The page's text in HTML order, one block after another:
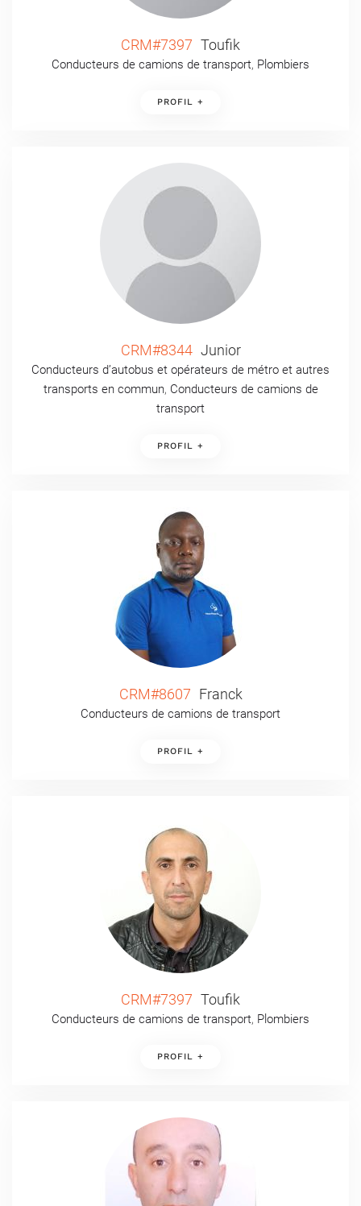
CRM#7397 Toufik
Conducteurs de camions de transport, Plombiers
PROFIL +
CRM#8344 Junior
Conducteurs d’autobus et opérateurs de métro et autres
transports en commun, Conducteurs de camions de
transport
PROFIL +
CRM#8607 Franck
Conducteurs de camions de transport
PROFIL +
CRM#7397 Toufik
Conducteurs de camions de transport, Plombiers
PROFIL +